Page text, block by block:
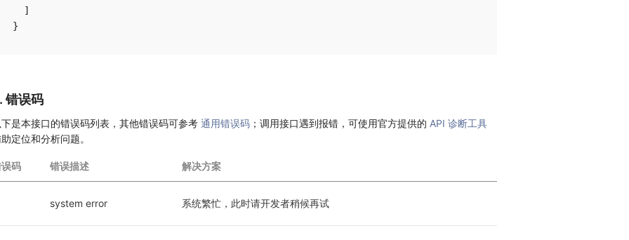
  ]
错误码
是本接口的错误码列表，其他错误码可参考 通用错误码 ；调用接口遇到报错，可使用官方提供的 API 诊断工具
定位和分析问题。
码 错误描述 解决方案
system error 系统繁忙，此时请开发者稍候再试